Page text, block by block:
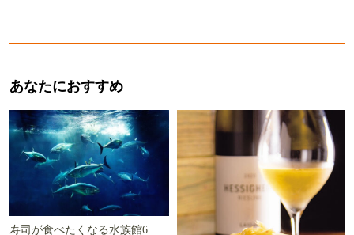
あなたにおすすめ
寿司が食べたくなる水族館6